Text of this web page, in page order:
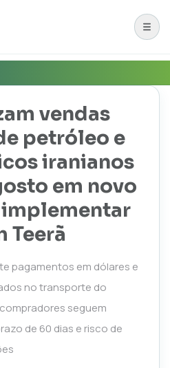
vendas
petróleo e
iranianos
em novo
Teerã
pagamentos em dólares e
no transporte do
seguem
de 60 dias e risco de